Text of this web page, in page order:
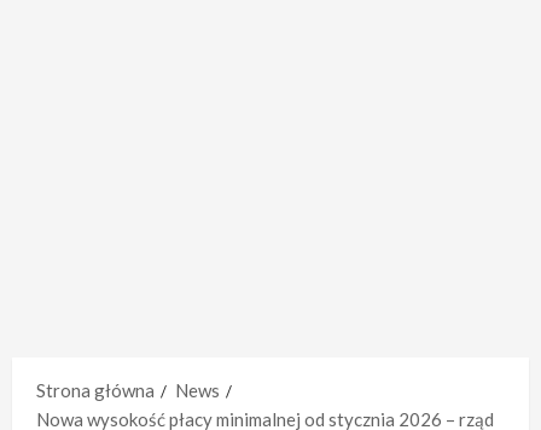
Strona główna
News
Nowa wysokość płacy minimalnej od stycznia 2026 – rząd